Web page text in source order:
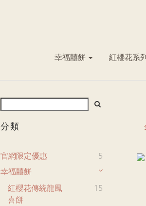
幸福囍餅 紅櫻花系
分類
官網限定優惠
5
幸福囍餅
紅櫻花傳統龍鳳
喜餅
15